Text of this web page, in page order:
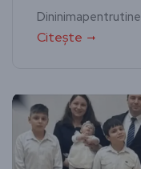
Dininimapentrutine
Citește